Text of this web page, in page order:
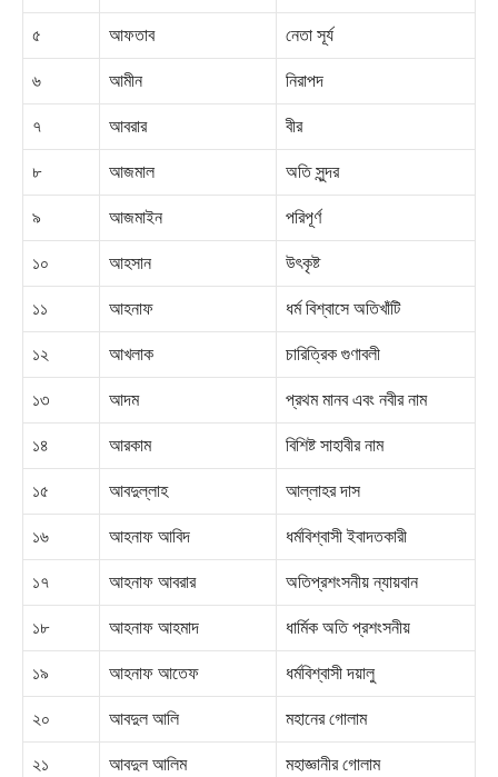
৫ আফতাব নেতা সূর্য
৬ আমীন নিরাপদ
৭ আবরার বীর
৮ আজমাল অতি সুন্দর
৯ আজমাইন পরিপূর্ণ
১০ আহসান উৎকৃষ্ট
১১ আহনাফ ধর্ম বিশ্বাসে অতিখাঁটি
১২ আখলাক চারিত্রিক গুণাবলী
১৩ আদম প্রথম মানব এবং নবীর নাম
১৪ আরকাম বিশিষ্ট সাহাবীর নাম
১৫ আবদুল্লাহ আল্লাহর দাস
১৬ আহনাফ আবিদ ধর্মবিশ্বাসী ইবাদতকারী
১৭ আহনাফ আবরার অতিপ্রশংসনীয় ন্যায়বান
১৮ আহনাফ আহমাদ ধার্মিক অতি প্রশংসনীয়
১৯ আহনাফ আতেফ ধর্মবিশ্বাসী দয়ালু
২০ আবদুল আলি মহানের গোলাম
২১ আবদুল আলিম মহাজ্ঞানীর গোলাম